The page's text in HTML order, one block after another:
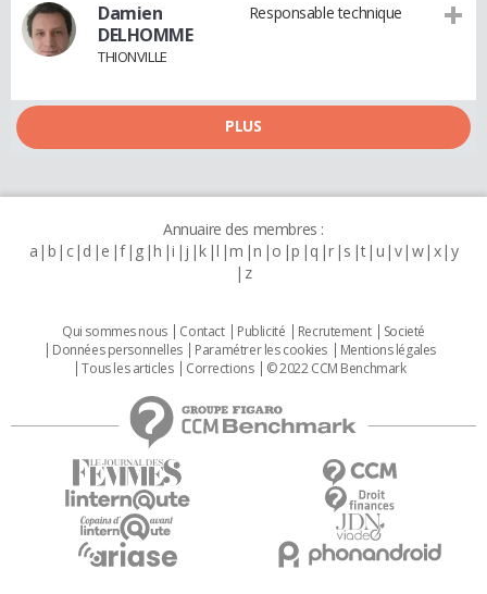
Damien
DELHOMME
THIONVILLE
Responsable technique
PLUS
Annuaire des membres :
a b c d e f g h i j k l m n o p q r s t u v w x y
z
Qui sommes nous Contact Publicité Recrutement
Societé
Données personnelles
Paramétrer les cookies
Mentions légales
Tous les articles
Corrections © 2022 CCM Benchmark